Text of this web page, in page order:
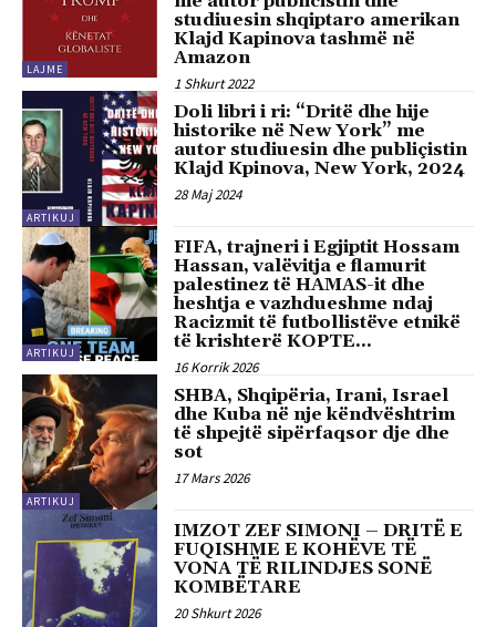
LAJME
studiuesin shqiptaro amerikan
Klajd Kapinova tashmë në
Amazon
1 Shkurt 2022
ARTIKUJ
Doli libri i ri: “Dritë dhe hije
historike në New York” me
autor studiuesin dhe publiçistin
Klajd Kpinova, New York, 2024
28 Maj 2024
ARTIKUJ
FIFA, trajneri i Egjiptit Hossam
Hassan, valëvitja e flamurit
palestinez të HAMAS-it dhe
heshtja e vazhdueshme ndaj
Racizmit të futbollistëve etnikë
të krishterë KOPTE...
16 Korrik 2026
ARTIKUJ
SHBA, Shqipëria, Irani, Israel
dhe Kuba në nje këndvështrim
të shpejtë sipërfaqsor dje dhe
sot
17 Mars 2026
IMZOT ZEF SIMONI – DRITË E
FUQISHME E KOHËVE TË
VONA TË RILINDJES SONË
KOMBËTARE
20 Shkurt 2026